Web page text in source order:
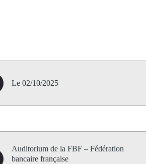
Le 02/10/2025
Auditorium de la FBF – Fédération
bancaire française